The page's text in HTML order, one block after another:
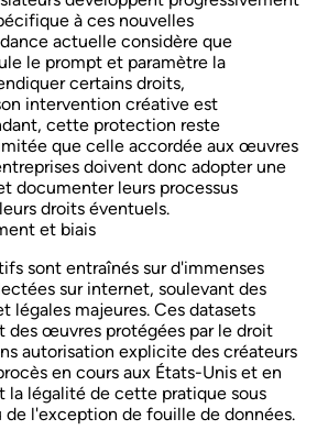
à ces nouvelles
actuelle considère que
le prompt et paramètre la
certains droits,
intervention créative est
cette protection reste
que celle accordée aux œuvres
doivent donc adopter une
documenter leurs processus
droits éventuels.
et biais
sont entraînés sur d'immenses
sur internet, soulevant des
légales majeures. Ces datasets
des œuvres protégées par le droit
autorisation explicite des créateurs
en cours aux États-Unis et en
la légalité de cette pratique sous
de l'exception de fouille de données.